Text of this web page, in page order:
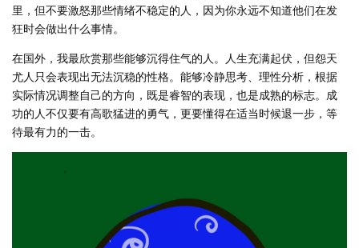
里，但不要激怒那些情绪不稳定的人，因为你永远不知道他们在发
狂时会做出什么事情。
在国外，我最欣赏那些能够沉得住气的人。人生充满起伏，但怨天
尤人只会表现出无法沉稳的性格。能够冷静思考、理性分析，根据
实际情况调整自己的方向，既是睿智的表现，也是成熟的标志。成
功的人不仅要有高歌猛进的勇气，更要懂得在适当时候退一步，等
待最有力的一击。